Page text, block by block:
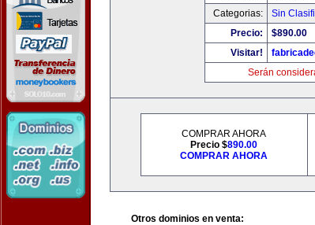
Categorias:
Sin
Precio:
$890.00
Visitar!
Serán
COMPRAR AHORA
Precio $890.00
COMPRAR AHORA
Otros dominios en venta: